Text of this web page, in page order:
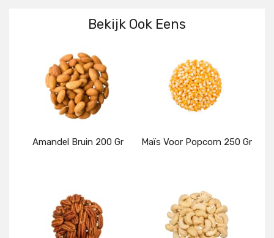
Bekijk Ook Eens
Amandel Bruin 200 Gr
Details
Maïs Voor Popcorn 250 Gr
Details